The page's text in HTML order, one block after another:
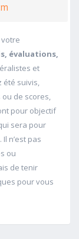
évaluations,
et
été suivis,
de scores,
pour objectif
sera pour
n’est pas
ou
de tenir
pour vous